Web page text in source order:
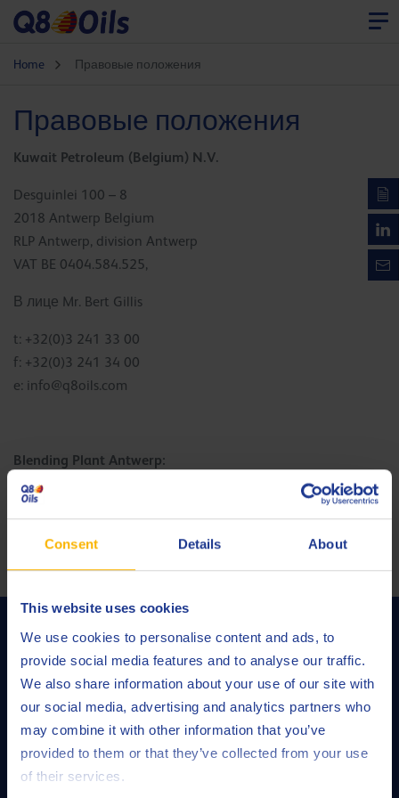
Consent Details About
This website uses cookies
We use cookies to personalise content and ads, to
provide social media features and to analyse our traffic.
We also share information about your use of our site with
our social media, advertising and analytics partners who
may combine it with other information that you’ve
provided to them or that they’ve collected from your use
of their services.
Home Правовые положения
Правовые положения
Kuwait Petroleum (Belgium) N.V.
Desguinlei 100 – 8
2018 Antwerp Belgium
RLP Antwerp, division Antwerp
VAT BE 0404.584.525,
В лице Mr. Bert Gillis
t: +32(0)3 241 33 00
f: +32(0)3 241 34 00
e: info@q8oils.com
Blending Plant Antwerp:
Petroleumkaai 7
B-2020 Antwerpen
Tel.+32 (0)3 247 38 11
Fax +32 (0)3 216 03 42
“Q8Oils – ваш производитель смазочных материалов №1.
Благодаря собственным исследовательским лабораториям и
покрывают все потребности в смазке в любой сфере
применения.”